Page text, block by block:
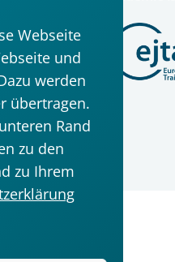
Webseite
und
werden
übertragen.
Rand
zu den
zu Ihrem